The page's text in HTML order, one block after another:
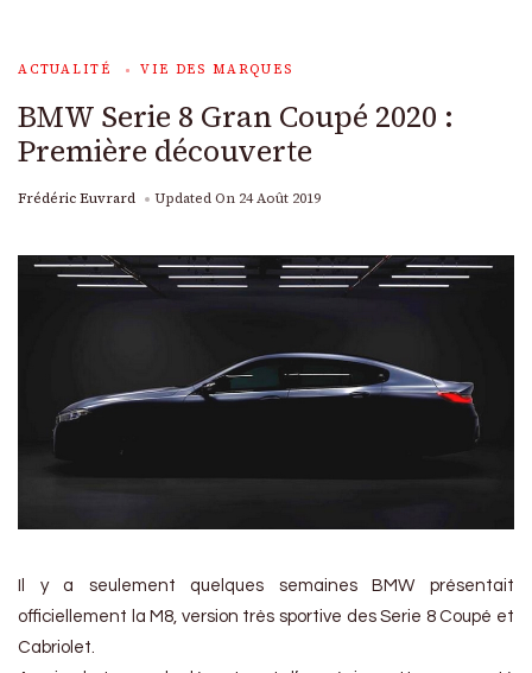
ACTUALITÉ VIE DES MARQUES
BMW Serie 8 Gran Coupé 2020 :
Première découverte
Frédéric Euvrard Updated On 24 Août 2019
Il y a seulement quelques semaines BMW présentait
officiellement la M8, version très sportive des Serie 8 Coupé et
Cabriolet.